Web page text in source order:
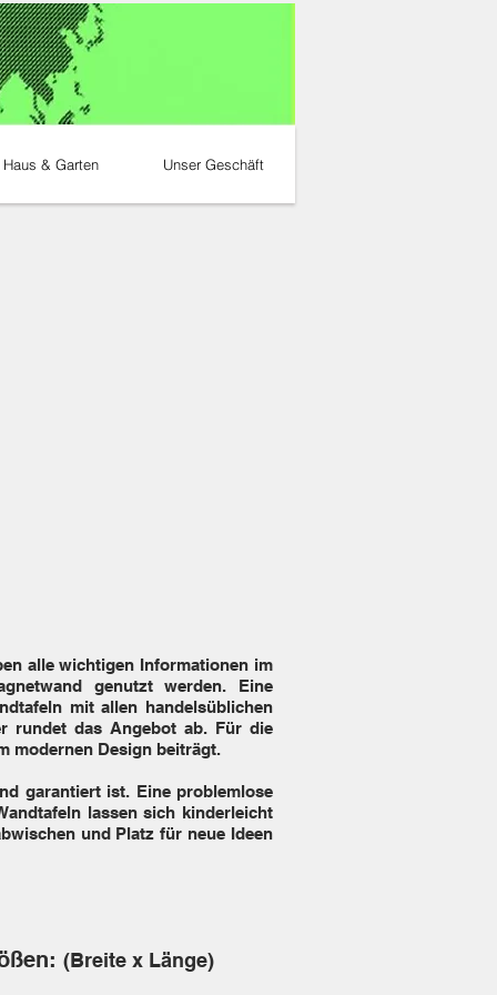
Haus & Garten Unser Geschäft
alle wichtigen Informationen im
genutzt werden. Eine
mit allen handelsüblichen
rundet das Angebot ab. Für die
modernen Design beiträgt.
garantiert ist. Eine problemlose
lassen sich kinderleicht
und Platz für neue Ideen
(Breite x Länge)